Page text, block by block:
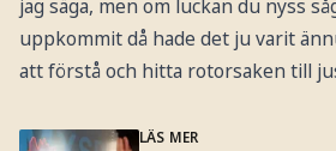
jag säga, men om luckan du nyss
uppkommit då hade det ju varit
att förstå och hitta rot­orsaken till
LÄS MER